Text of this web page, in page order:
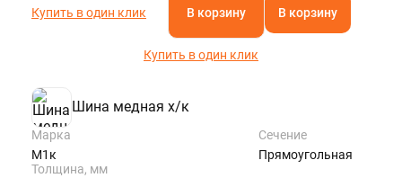
Купить в один клик В корзину В корзину
Купить в один клик
Шина медная х/к
Марка
М1к
Сечение
Прямоугольная
Толщина, мм